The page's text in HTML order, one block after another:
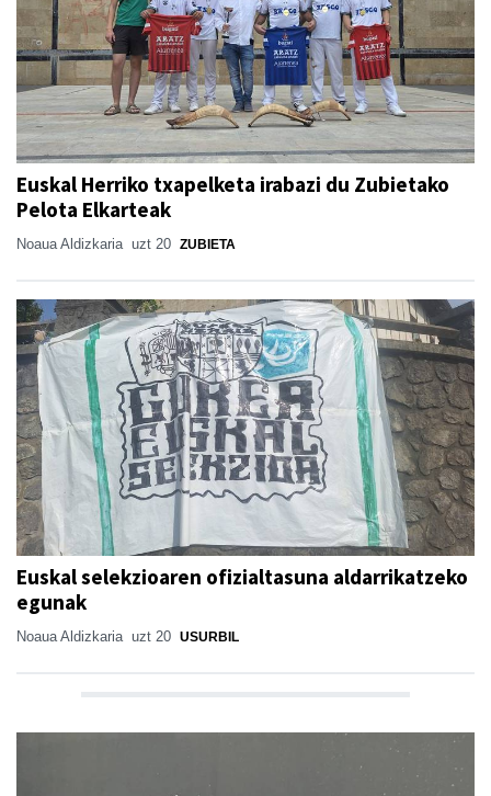
Euskal Herriko txapelketa irabazi du Zubietako
Pelota Elkarteak
Noaua Aldizkaria uzt 20 ZUBIETA
Euskal selekzioaren ofizialtasuna aldarrikatzeko
egunak
Noaua Aldizkaria uzt 20 USURBIL